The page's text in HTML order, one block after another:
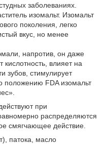
заболеваниях.
изомальт. Изомальт
поколения, легко
вкус, но менее
напротив, он даже
кислотность, влияет на
зубов, стимулирует
положению FDA изомальт
при
распределяются
смягчающее действие.
патока, масло